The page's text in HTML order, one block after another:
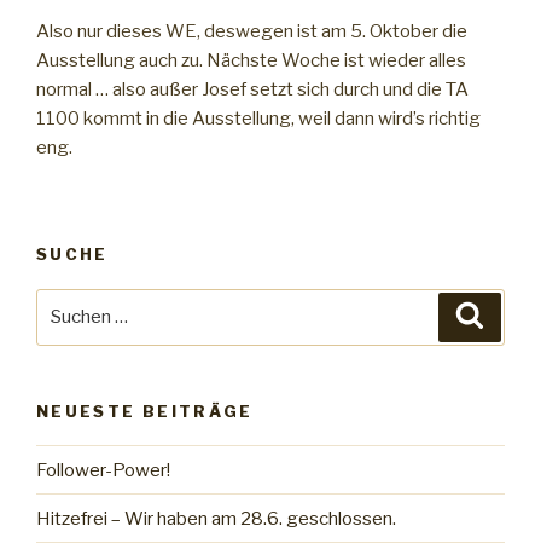
Also nur dieses WE, deswegen ist am 5. Oktober die
Ausstellung auch zu. Nächste Woche ist wieder alles
normal … also außer Josef setzt sich durch und die TA
1100 kommt in die Ausstellung, weil dann wird’s richtig
eng.
SUCHE
NEUESTE BEITRÄGE
Follower-Power!
Hitzefrei – Wir haben am 28.6. geschlossen.